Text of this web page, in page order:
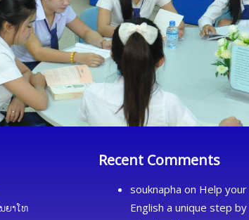
ຍາໂທ
Recent Comments
souknapha on Help
English a unique step